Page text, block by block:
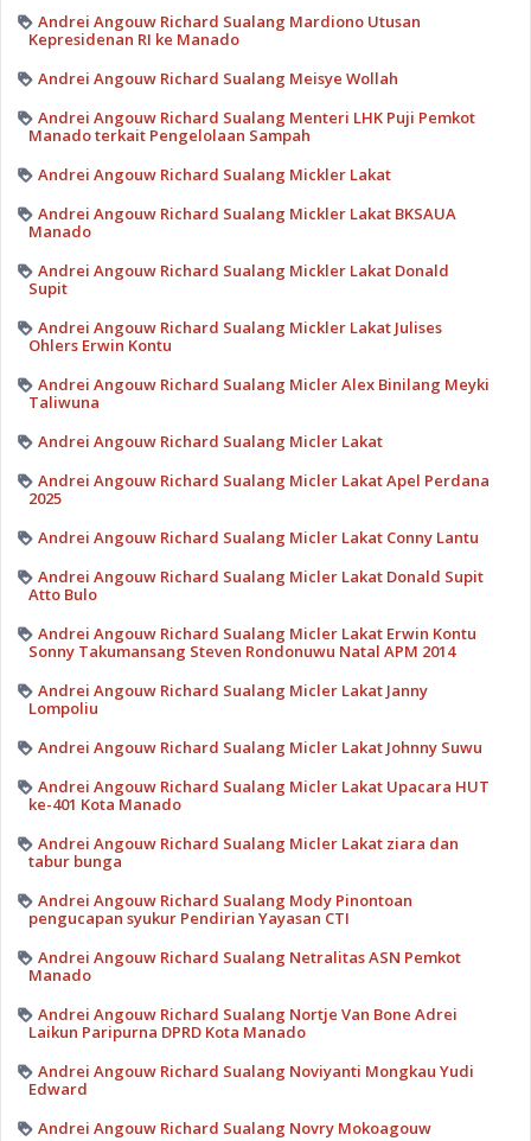
Andrei Angouw Richard Sualang Mardiono Utusan
Kepresidenan RI ke Manado
Andrei Angouw Richard Sualang Meisye Wollah
Andrei Angouw Richard Sualang Menteri LHK Puji Pemkot
Manado terkait Pengelolaan Sampah
Andrei Angouw Richard Sualang Mickler Lakat
Andrei Angouw Richard Sualang Mickler Lakat BKSAUA
Manado
Andrei Angouw Richard Sualang Mickler Lakat Donald
Supit
Andrei Angouw Richard Sualang Mickler Lakat Julises
Ohlers Erwin Kontu
Andrei Angouw Richard Sualang Micler Alex Binilang Meyki
Taliwuna
Andrei Angouw Richard Sualang Micler Lakat
Andrei Angouw Richard Sualang Micler Lakat Apel Perdana
2025
Andrei Angouw Richard Sualang Micler Lakat Conny Lantu
Andrei Angouw Richard Sualang Micler Lakat Donald Supit
Atto Bulo
Andrei Angouw Richard Sualang Micler Lakat Erwin Kontu
Sonny Takumansang Steven Rondonuwu Natal APM 2014
Andrei Angouw Richard Sualang Micler Lakat Janny
Lompoliu
Andrei Angouw Richard Sualang Micler Lakat Johnny Suwu
Andrei Angouw Richard Sualang Micler Lakat Upacara HUT
ke-401 Kota Manado
Andrei Angouw Richard Sualang Micler Lakat ziara dan
tabur bunga
Andrei Angouw Richard Sualang Mody Pinontoan
pengucapan syukur Pendirian Yayasan CTI
Andrei Angouw Richard Sualang Netralitas ASN Pemkot
Manado
Andrei Angouw Richard Sualang Nortje Van Bone Adrei
Laikun Paripurna DPRD Kota Manado
Andrei Angouw Richard Sualang Noviyanti Mongkau Yudi
Edward
Andrei Angouw Richard Sualang Novry Mokoagouw